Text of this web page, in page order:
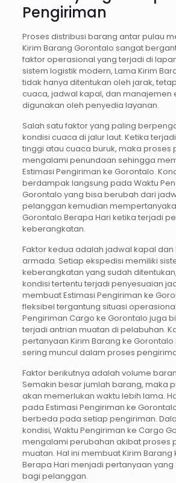
Pengiriman
Proses distribusi barang antar pulau
Kirim Barang Gorontalo sangat
faktor operasional yang terjadi di
sistem logistik modern, Lama Kirim
tidak hanya ditentukan oleh jarak,
cuaca, jadwal kapal, dan manajemen
digunakan oleh penyedia layanan.
Salah satu faktor yang paling
kondisi cuaca di jalur laut. Ketika
tinggi atau cuaca buruk, maka proses
mengalami penundaan sehingga
Estimasi Pengiriman ke Gorontalo.
berdampak langsung pada Waktu
Gorontalo yang bisa berubah dari
pelanggan kemudian
Gorontalo Berapa Hari ketika terjadi
keberangkatan.
Faktor kedua adalah jadwal kapal
armada. Setiap ekspedisi memiliki
keberangkatan yang sudah
kondisi tertentu terjadi penyesuaian
membuat Estimasi Pengiriman ke
fleksibel tergantung situasi
Pengiriman Cargo ke Gorontalo juga
terjadi antrian muatan di pelabuhan.
pertanyaan Kirim Barang ke Gorontalo
sering muncul dalam proses
Faktor berikutnya adalah volume
Semakin besar jumlah barang, maka
akan memerlukan waktu lebih lama.
pada Estimasi Pengiriman ke
berbeda pada setiap pengiriman.
kondisi, Waktu Pengiriman ke Cargo
mengalami perubahan akibat proses
muatan. Hal ini membuat Kirim Barang
Berapa Hari menjadi pertanyaan
bagi pelanggan.